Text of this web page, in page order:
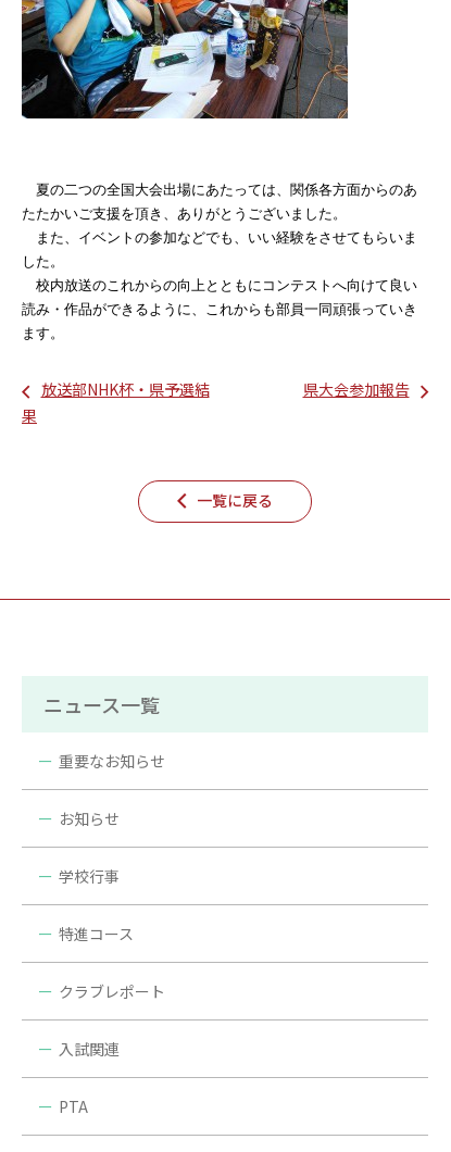
夏の二つの全国大会出場にあたっては、関係各方面からのあ
たたかいご支援を頂き、ありがとうございました。
また、イベントの参加などでも、いい経験をさせてもらいま
した。
校内放送のこれからの向上とともにコンテストへ向けて良い
読み・作品ができるように、これからも部員一同頑張っていき
ます。
放送部NHK杯・県予選結
果
県大会参加報告
一覧に戻る
ニュース一覧
重要なお知らせ
お知らせ
学校行事
特進コース
クラブレポート
入試関連
PTA